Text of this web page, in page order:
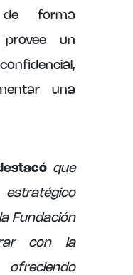
forma
provee un
una
que
Fundación
con la